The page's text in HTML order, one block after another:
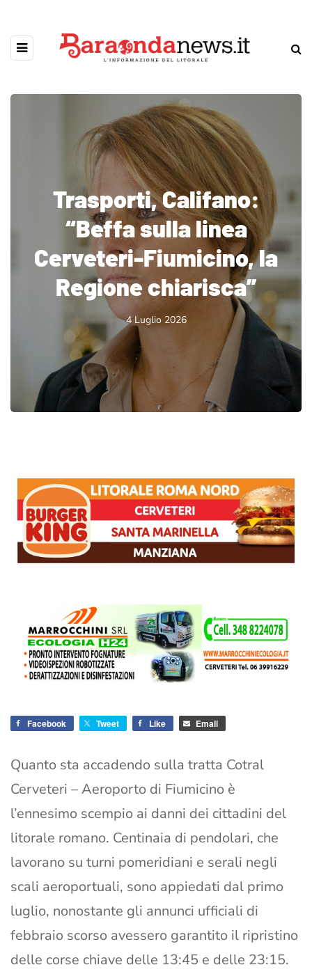
Trasporti, Califano:
“Beffa sulla linea
Cerveteri-Fiumicino, la
Regione chiarisca”
4 Luglio 2026
Facebook Tweet Like Email
Quanto sta accadendo sulla tratta Cotral
Cerveteri – Aeroporto di Fiumicino è
l’ennesimo scempio ai danni dei cittadini del
litorale romano. Centinaia di pendolari, che
lavorano su turni pomeridiani e serali negli
scali aeroportuali, sono appiedati dal primo
luglio, nonostante gli annunci ufficiali di
febbraio scorso avessero garantito il ripristino
delle corse chiave delle 13:45 e delle 23:15.